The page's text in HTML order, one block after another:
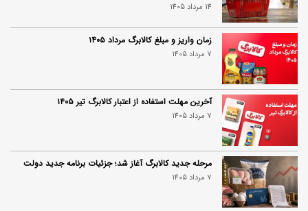
14 مرداد 1405
زمان واریز و مبلغ کالابرگ مرداد ۱۴۰۵
7 مرداد 1405
آخرین مهلت استفاده از اعتبار کالابرگ تیر ۱۴۰۵
7 مرداد 1405
مرحله جدید کالابرگ آغاز شد؛ جزئیات برنامه جدید دولت
7 مرداد 1405